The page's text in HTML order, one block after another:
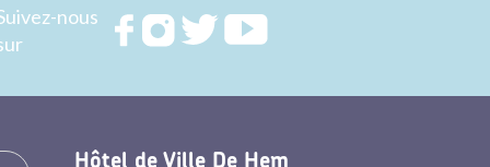
nous
RejoignezRejoignezRejoignez
Hôtel de Ville De Hem